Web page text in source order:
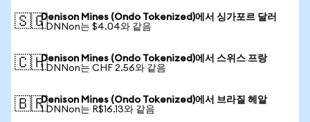
🇸🇬Denison Mines (Ondo Tokenized)에서 싱가포르 달러
1 DNNon는 $4.04와 같음
🇨🇭Denison Mines (Ondo Tokenized)에서 스위스 프랑
1 DNNon는 CHF 2.56와 같음
🇧🇷Denison Mines (Ondo Tokenized)에서 브라질 헤알
1 DNNon는 R$16.13와 같음